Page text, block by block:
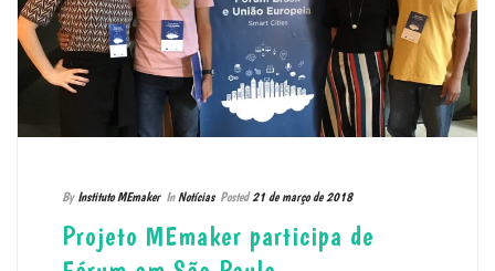
By Instituto MEmaker In Notícias Posted 21 de março de 2018
Projeto MEmaker participa de